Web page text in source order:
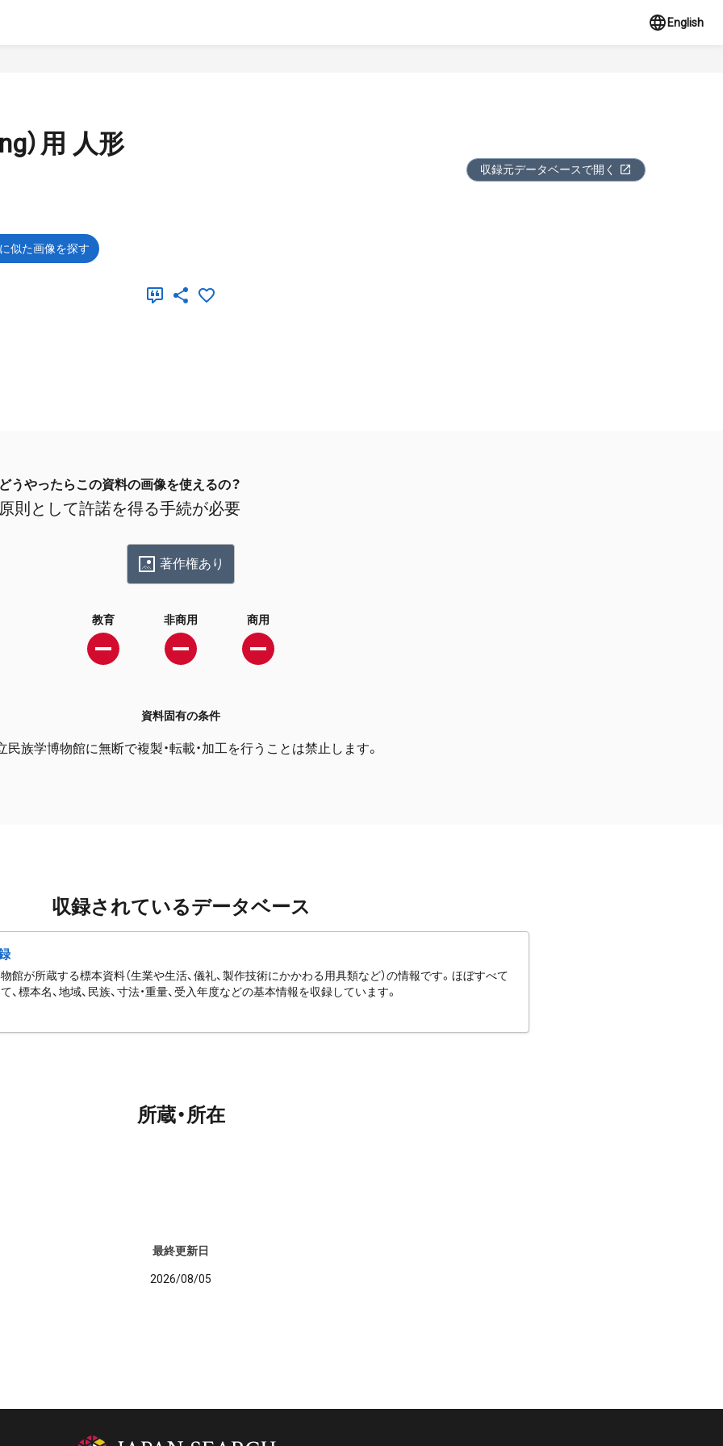
English
）用 人形
収録元データベースで開く
似た画像を探す
どうやったらこの資料の画像を使えるの？
原則として許諾を得る手続が必要
著作権あり
教育 非商用 商用
資料固有の条件
民族学博物館に無断で複製・転載・加工を行うことは禁止します。
収録されているデータベース
館が所蔵する標本資料（生業や生活、儀礼、製作技術にかかわる用具類など）の情報です。ほぼすべて
、標本名、地域、民族、寸法・重量、受入年度などの基本情報を収録しています。
所蔵・所在
最終更新日
2026/08/05